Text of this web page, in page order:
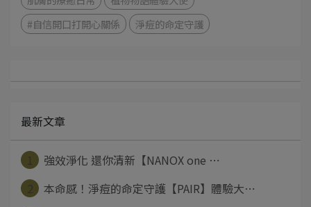
#自信開口打開心關係
淨痘的命定守護
最新文章
強效淨化 還你清新【NANOX one ⋯
本命感！淨痘的命定守護【PAIR】體驗大⋯